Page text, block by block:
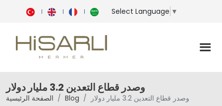
Select Language ▼
وصدر قطاع التعدين 3.2 مليار دولار
الصفحة الرئيسية Blog وصدر قطاع التعدين 3.2 مليار دولار